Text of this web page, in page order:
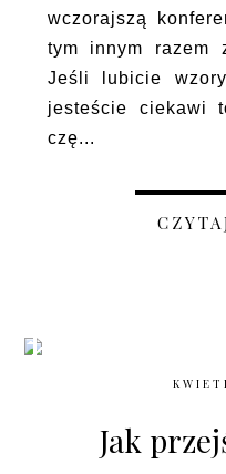
wczorajszą
tym innym razem
Jeśli lubicie
jesteście ciekawi
czę...
Jak